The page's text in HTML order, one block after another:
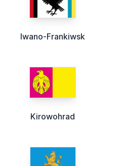
Iwano-Frankiwsk
Kirowohrad